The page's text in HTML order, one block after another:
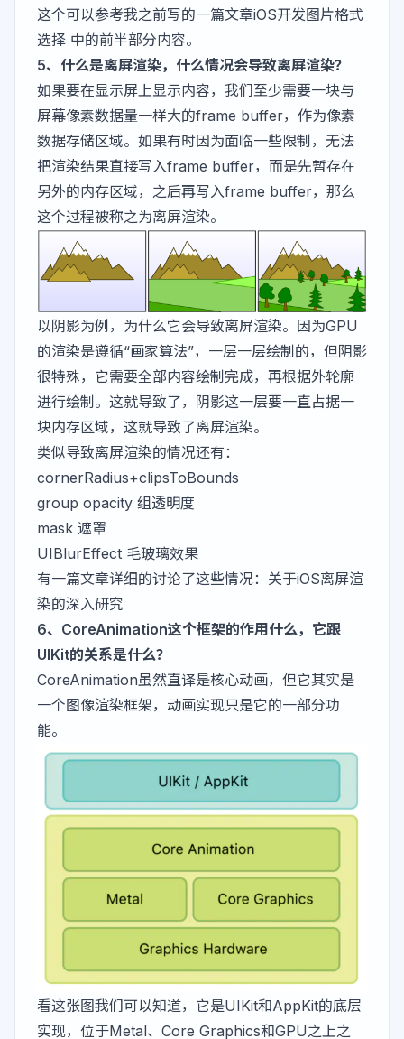
这个可以参考我之前写的一篇文章iOS开发图片格式
选择 中的前半部分内容。
5、什么是离屏渲染，什么情况会导致离屏渲染？
如果要在显示屏上显示内容，我们至少需要一块与
屏幕像素数据量一样大的frame buffer，作为像素
数据存储区域。如果有时因为面临一些限制，无法
把渲染结果直接写入frame buffer，而是先暂存在
另外的内存区域，之后再写入frame buffer，那么
这个过程被称之为离屏渲染。
以阴影为例，为什么它会导致离屏渲染。因为GPU
的渲染是遵循“画家算法”，一层一层绘制的，但阴影
很特殊，它需要全部内容绘制完成，再根据外轮廓
进行绘制。这就导致了，阴影这一层要一直占据一
块内存区域，这就导致了离屏渲染。
类似导致离屏渲染的情况还有：
cornerRadius+clipsToBounds
group opacity 组透明度
mask 遮罩
UIBlurEffect 毛玻璃效果
有一篇文章详细的讨论了这些情况： 关于iOS离屏渲
染的深入研究
6、CoreAnimation这个框架的作用什么，它跟
UIKit的关系是什么？
CoreAnimation虽然直译是核心动画，但它其实是
一个图像渲染框架，动画实现只是它的一部分功
能。
看这张图我们可以知道，它是UIKit和AppKit的底层
实现，位于Metal、Core Graphics和GPU之上之